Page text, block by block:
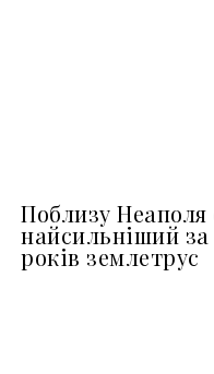
Поблизу Неаполя
найсильніший за
років землетрус